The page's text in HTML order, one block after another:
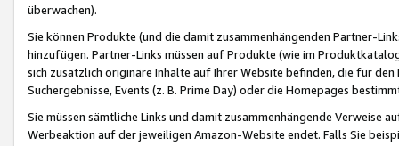
überwachen).
Sie können Produkte (und die damit zusammenhängenden Partner-
hinzufügen. Partner-Links müssen auf Produkte (wie im
sich zusätzlich originäre Inhalte auf Ihrer Website befinden, die für
Suchergebnisse, Events (z. B. Prime Day) oder die Homepages
Sie müssen sämtliche Links und damit zusammenhängende
Werbeaktion auf der jeweiligen Amazon-Website endet. Falls Sie